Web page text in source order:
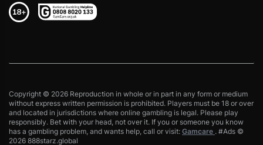
Copyright © 2026 Reproduction in whole or in part in any form or medium
without express written permission is prohibited. Players must be 18 or over
and located in jurisdictions where online gambling is legal. Please play
responsibly. Bet with your head, not over it. If you or someone you know
has a gambling problem, and wants help, call or visit: Gamcare . #Ads ©
2026 888starz.global